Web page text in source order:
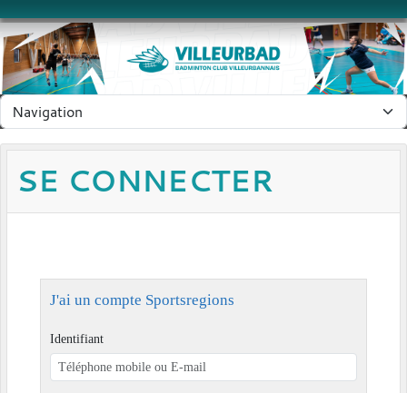
SE CONNECTER
J'ai un compte Sportsregions
Identifiant